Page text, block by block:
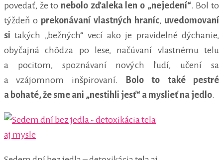
povedať, že to nebolo zďaleka len o „nejedení“. Bol to
týždeň o prekonávaní vlastných hraníc, uvedomovaní
si takých „bežných“ vecí ako je pravidelné dýchanie,
obyčajná chôdza po lese, načúvaní vlastnému telu
a pocitom, spoznávaní nových ľudí, učení sa
a vzájomnom inšpirovaní.
Bolo to také pestré
a bohaté, že sme ani „nestihli jesť“ a myslieť na jedlo.